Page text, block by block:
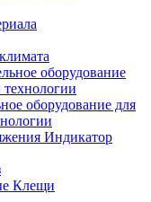
оборудование для
Индикатор
Клещи